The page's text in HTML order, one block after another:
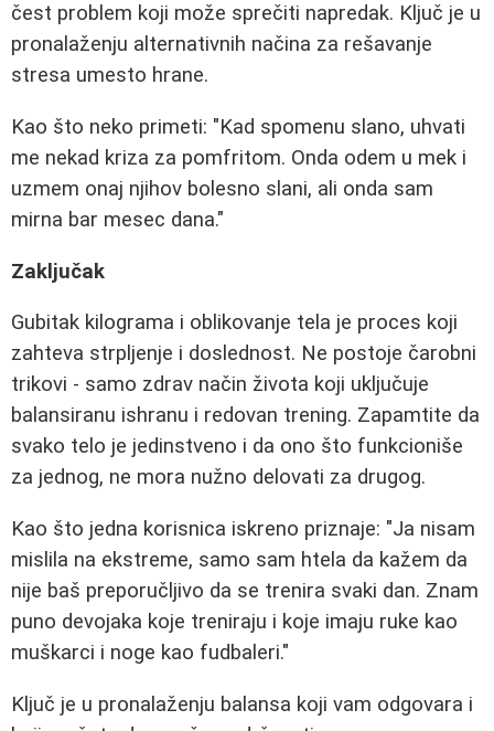
čest problem koji može sprečiti napredak. Ključ je u
pronalaženju alternativnih načina za rešavanje
stresa umesto hrane.
Kao što neko primeti: "Kad spomenu slano, uhvati
me nekad kriza za pomfritom. Onda odem u mek i
uzmem onaj njihov bolesno slani, ali onda sam
mirna bar mesec dana."
Zaključak
Gubitak kilograma i oblikovanje tela je proces koji
zahteva strpljenje i doslednost. Ne postoje čarobni
trikovi - samo zdrav način života koji uključuje
balansiranu ishranu i redovan trening. Zapamtite da
svako telo je jedinstveno i da ono što funkcioniše
za jednog, ne mora nužno delovati za drugog.
Kao što jedna korisnica iskreno priznaje: "Ja nisam
mislila na ekstreme, samo sam htela da kažem da
nije baš preporučljivo da se trenira svaki dan. Znam
puno devojaka koje treniraju i koje imaju ruke kao
muškarci i noge kao fudbaleri."
Ključ je u pronalaženju balansa koji vam odgovara i